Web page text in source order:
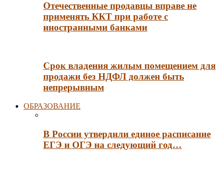
Отечественные продавцы вправе не
применять ККТ при работе с
иностранными банками
Срок владения жилым помещением для
продажи без НДФЛ должен быть
непрерывным
ОБРАЗОВАНИЕ
В России утвердили единое расписание
ЕГЭ и ОГЭ на следующий год…